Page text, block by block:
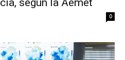
según la Aemet
0